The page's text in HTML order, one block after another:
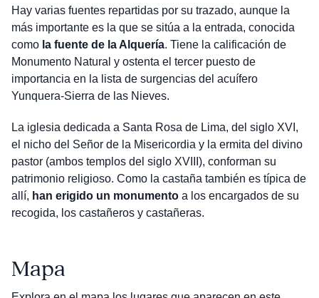
Hay varias fuentes repartidas por su trazado, aunque la
más importante es la que se sitúa a la entrada, conocida
comola fuente de la Alquería. Tiene la calificación de
Monumento Natural y ostenta el tercer puesto de
importancia en la lista de surgencias del acuífero
Yunquera-Sierra de las Nieves.
La iglesia dedicada a Santa Rosa de Lima, del siglo XVI,
el nicho del Señor de la Misericordia y la ermita del divino
pastor (ambos templos del siglo XVIII), conforman su
patrimonio religioso. Como la castaña también es típica de
allí, han erigido un monumentoa los encargados de su
recogida, los castañeros y castañeras.
Mapa